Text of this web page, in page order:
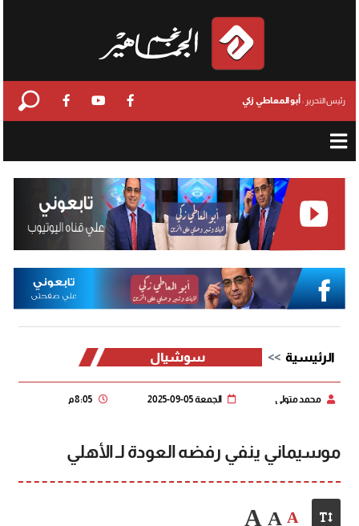
رئيس التحرير : أبو المعاطي زكي
الرئيسية سوشيال
محمد متولي الجمعة 05-09-2025 8:05 م
موسيماني ينفي رفضه العودة لـ الأهلي
A
A
A